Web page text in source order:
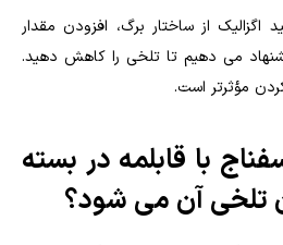
از ساختار برگ، افزودن مقدار
می دهیم تا تلخی را کاهش دهید.
مؤثرتر است.
با قابلمه در بسته
تلخی آن می شود؟